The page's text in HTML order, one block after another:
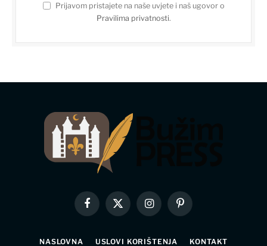
Prijavom pristajete na naše uvjete i naš ugovor o
Pravilima privatnosti.
Facebook
X
(Twitter)
InstagramPinterest
NASLOVNA USLOVI KORIŠTENJA KONTAKT